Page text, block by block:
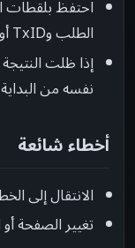
احتفظ بلقطات
الطلب وTxID أو المعلمات المهمة للمراجعة اللاحقة.
إذا ظلت
نفسه من البداية
أخطاء شائعة
الانتقال إلى
تغيير الصفحة أو